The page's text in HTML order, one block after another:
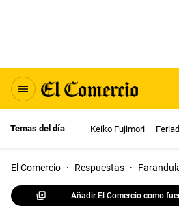
Temas del día Keiko Fujimori
El Comercio · Respuestas ·
Añadir El Comercio como